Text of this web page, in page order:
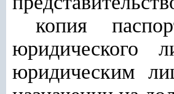
копия
юридического
юридическим